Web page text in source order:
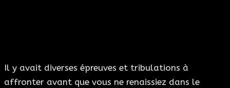
Il y avait diverses épreuves et tribulations à
affronter avant que vous ne renaissiez dans le